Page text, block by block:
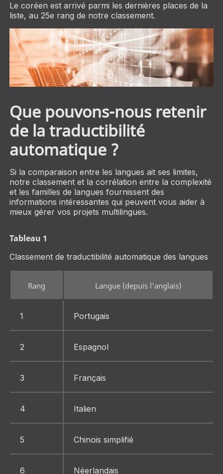
Le coréen est arrivé parmi les dernières places de la
liste, au 25e rang de notre classement.
Que pouvons-nous retenir
de la traductibilité
automatique ?
Si la comparaison entre les langues ait ses limites,
notre classement et la corrélation entre la complexité
et les familles de langues fournissent des
informations intéressantes qui peuvent vous aider à
mieux gérer vos projets multilingues.
Tableau 1
Classement de traductibilité automatique des langues
Rang Langue (depuis l'anglais)
1 Portugais
2 Espagnol
3 Français
4 Italien
5 Chinois simplifié
6 Néerlandais